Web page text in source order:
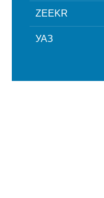
ZEEKR
УАЗ